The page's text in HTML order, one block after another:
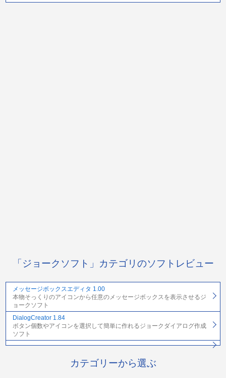
「ジョークソフト」カテゴリのソフトレビュー
メッセージボックスエディタ 1.00
本物そっくりのアイコンから任意のメッセージボックスを表示させるジ
ョークソフト
DialogCreator 1.84
ボタン個数やアイコンを選択して簡単に作れるジョークダイアログ作成
ソフト
カテゴリーから選ぶ